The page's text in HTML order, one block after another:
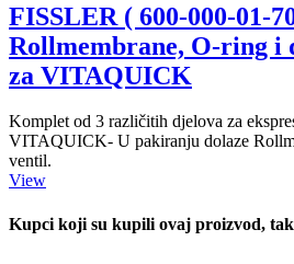
FISSLER ( 600-000-01-
Rollmembrane, O-ring i
za VITAQUICK
Komplet od 3 različitih djelova za
VITAQUICK- U pakiranju dolaze
ventil.
View
Kupci koji su kupili ovaj proizvod,